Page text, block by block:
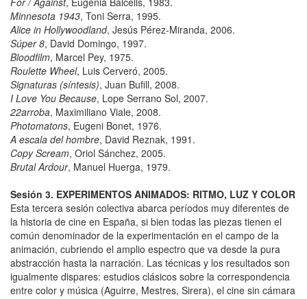
Minnesota 1943, Toni Serra, 1995.
Alice in Hollywoodland, Jesús Pérez-Miranda, 2006.
Súper 8, David Domingo, 1997.
Bloodfilm, Marcel Pey, 1975.
Roulette Wheel, Luis Cerveró, 2005.
Signaturas (síntesis), Juan Bufill, 2008.
I Love You Because, Lope Serrano Sol, 2007.
22arroba, Maximiliano Viale, 2008.
Photomatons, Eugeni Bonet, 1976.
A escala del hombre, David Reznak, 1991.
Copy Scream, Oriol Sánchez, 2005.
Brutal Ardour, Manuel Huerga, 1979.
Sesión 3. EXPERIMENTOS ANIMADOS: RITMO, LUZ Y COLOR
Esta tercera sesión colectiva abarca períodos muy diferentes de
la historia de cine en España, si bien todas las piezas tienen el
común denominador de la experimentación en el campo de la
animación, cubriendo el amplio espectro que va desde la pura
abstracción hasta la narración. Las técnicas y los resultados son
igualmente dispares: estudios clásicos sobre la correspondencia
entre color y música (Aguirre, Mestres, Sirera), el cine sin cámara